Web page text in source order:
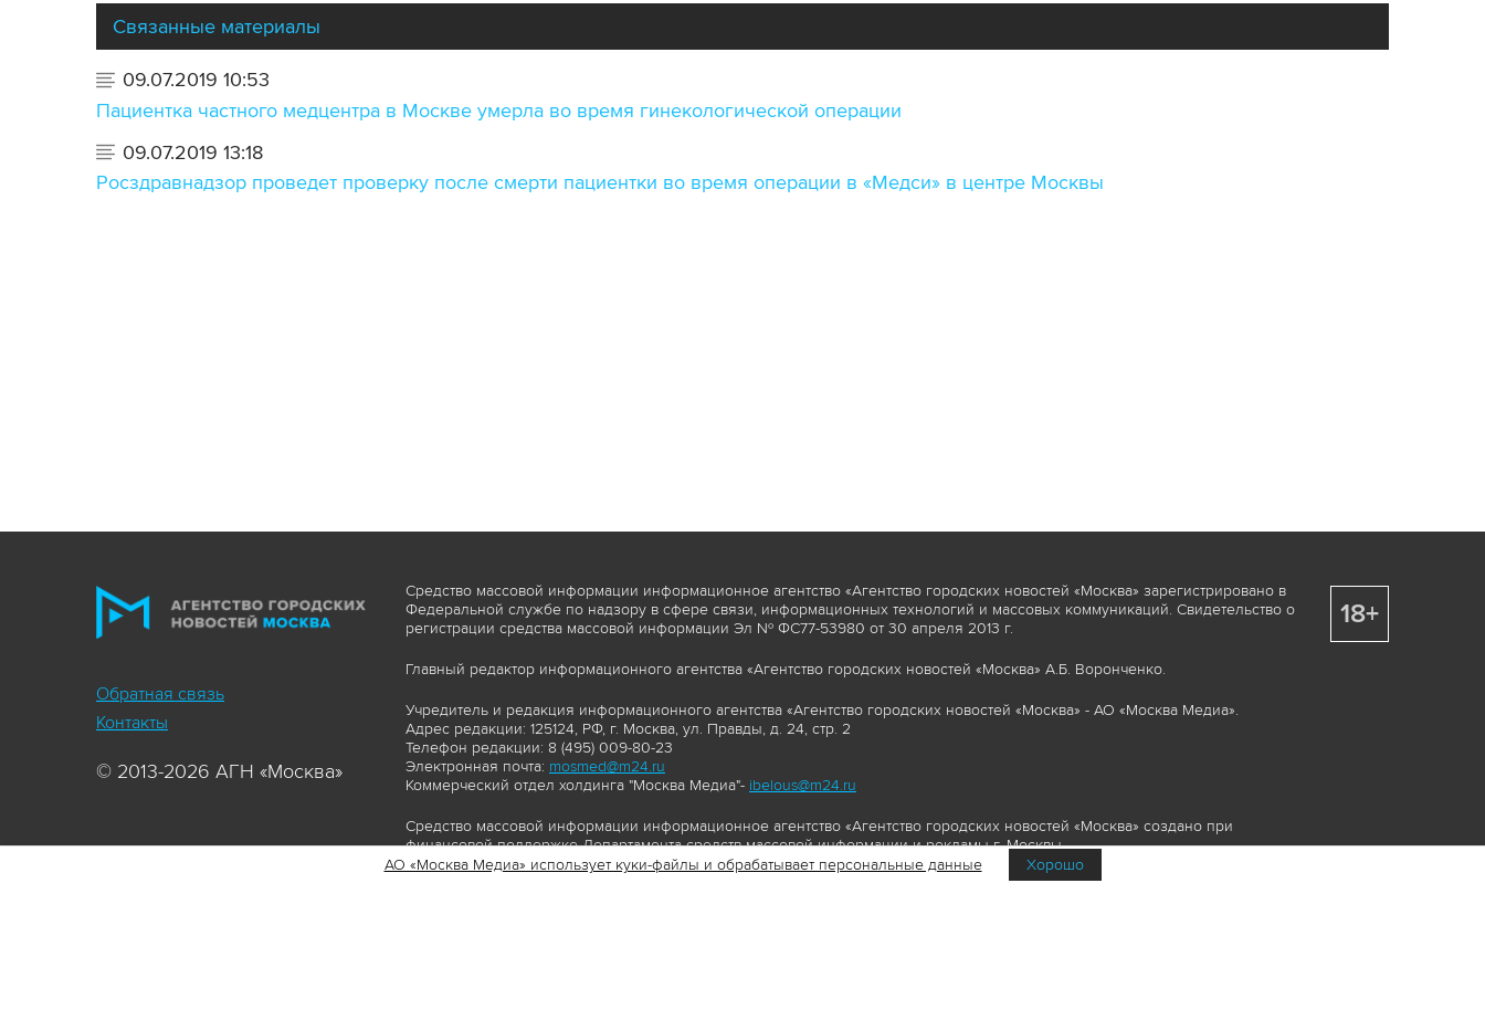
Связанные материалы
09.07.2019 10:53
Пациентка частного медцентра в Москве умерла во время гинекологической операции
09.07.2019 13:18
Росздравнадзор проведет проверку после смерти пациентки во время операции в «Медси» в центре Москвы
Обратная связь
Контакты
© 2013-2026 АГН «Москва»
Средство массовой информации информационное агентство «Агентство городских новостей «Москва» зарегистрировано в
Федеральной службе по надзору в сфере связи, информационных технологий и массовых коммуникаций. Свидетельство о
регистрации средства массовой информации Эл № ФС77-53980 от 30 апреля 2013 г.
Главный редактор информационного агентства «Агентство городских новостей «Москва» А.Б. Воронченко.
Учредитель и редакция информационного агентства «Агентство городских новостей «Москва» - АО «Москва Медиа».
Адрес редакции: 125124, РФ, г. Москва, ул. Правды, д. 24, стр. 2
Телефон редакции: 8 (495) 009-80-23
Электронная почта: mosmed@m24.ru
Коммерческий отдел холдинга "Москва Медиа"- ibelous@m24.ru
Средство массовой информации информационное агентство «Агентство городских новостей «Москва» создано при
финансовой поддержке Департамента средств массовой информации и рекламы г. Москвы.
Сайт https://www.mskagency.ru содержит материалы, товарные знаки и иные охраняемые элементы, включая, но, не
18+
АО «Москва Медиа» использует куки-файлы и обрабатывает персональные данные Хорошо